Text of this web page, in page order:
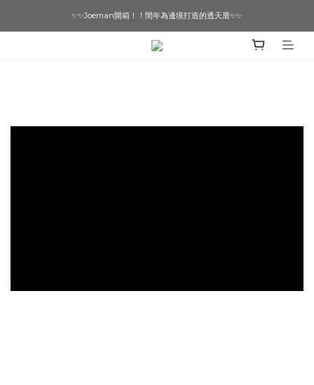
想要一個寵物友善的美宅嗎？ 🔶 即刻諮詢 🔶
✨✨Joeman開箱！！閏年為邊境打造的透天厝✨✨
想要一個寵物友善的美宅嗎？ 🔶 即刻諮詢 🔶